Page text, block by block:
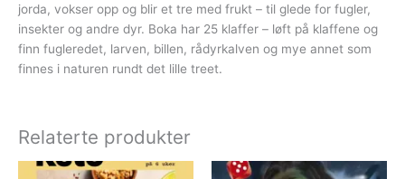
jorda, vokser opp og blir et tre med frukt – til glede for fugler,
insekter og andre dyr. Boka har 25 klaffer – løft på klaffene og
finn fugleredet, larven, billen, rådyrkalven og mye annet som
finnes i naturen rundt det lille treet.
Relaterte produkter